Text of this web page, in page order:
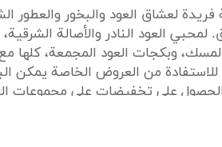
لعشاق العود والبخور والعطور
لمحبي العود النادر والأصالة
وبكجات العود المجمعة،
للاستفادة من العروض الخاصة